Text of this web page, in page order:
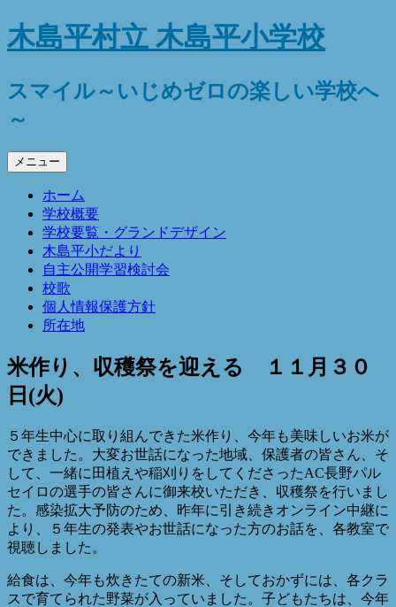
コ
ン
ン
ツ
へ
キ
ッ
木島平村立 木島平小学校
スマイル～いじめゼロの楽しい学校へ
～
メニュー
ホーム
学校概要
学校要覧・グランドデザイン
木島平小だより
自主公開学習検討会
校歌
個人情報保護方針
所在地
米作り、収穫祭を迎える １１月３０
日(火)
５年生中心に取り組んできた米作り、今年も美味しいお米が
できました。大変お世話になった地域、保護者の皆さん、そ
して、一緒に田植えや稲刈りをしてくださったAC長野パル
セイロの選手の皆さんに御来校いただき、収穫祭を行いまし
た。感染拡大予防のため、昨年に引き続きオンライン中継に
より、５年生の発表やお世話になった方のお話を、各教室で
視聴しました。
給食は、今年も炊きたての新米、そしておかずには、各クラ
スで育てられた野菜が入っていました。子どもたちは、今年